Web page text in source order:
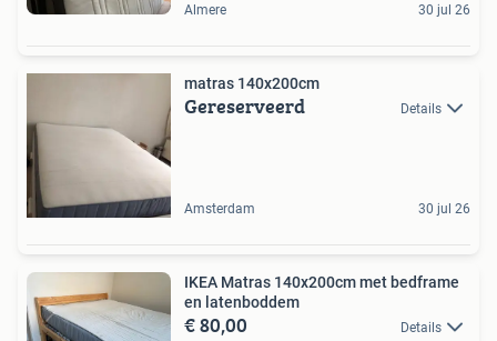
Almere 30 jul 26
matras 140x200cm
Gereserveerd Details
Amsterdam 30 jul 26
IKEA Matras 140x200cm met bedframe
en latenboddem
€ 80,00 Details